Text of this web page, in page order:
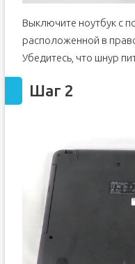
Выключите ноутбук с
расположенной в
Убедитесь, что шнур
Шаг 2